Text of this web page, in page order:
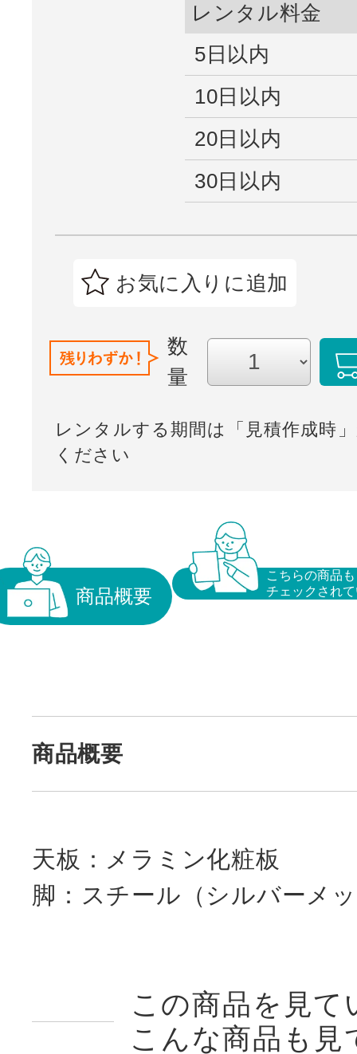
レンタル料金
5日以内
10日以内
20日以内
30日以内
お気に入りに追加
数
量
レンタルする期間は「見積作成時
ください
商品概要
こちらの商品も
チェックされ
商品概要
天板：メラミン化粧板
脚：スチール（シルバーメ
この商品を見て
こんな商品も見